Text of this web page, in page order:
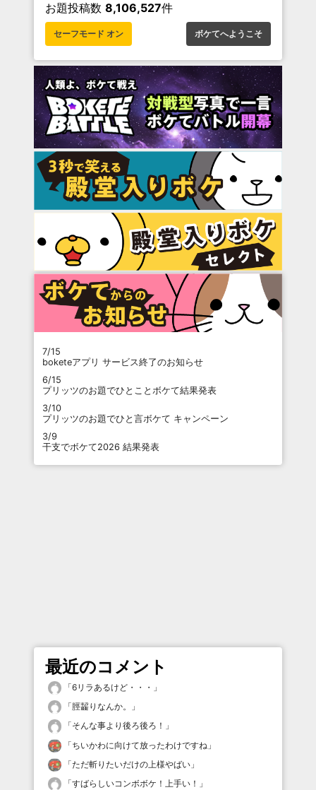
お題投稿数 8,106,527件
セーフモード オン ボケてへようこそ
7/15
boketeアプリ サービス終了のお知らせ
6/15
プリッツのお題でひとことボケて結果発表
3/10
プリッツのお題でひと言ボケて キャンペーン
3/9
干支でボケて2026 結果発表
最近のコメント
「6リラあるけど・・・ 」
「脛齧りなんか。
」
「そんな事より後ろ後ろ！ 」
「ちいかわに向けて放ったわけですね 」
「ただ斬りたいだけの上様やばい 」
「すばらしいコンボボケ！上手い！ 」